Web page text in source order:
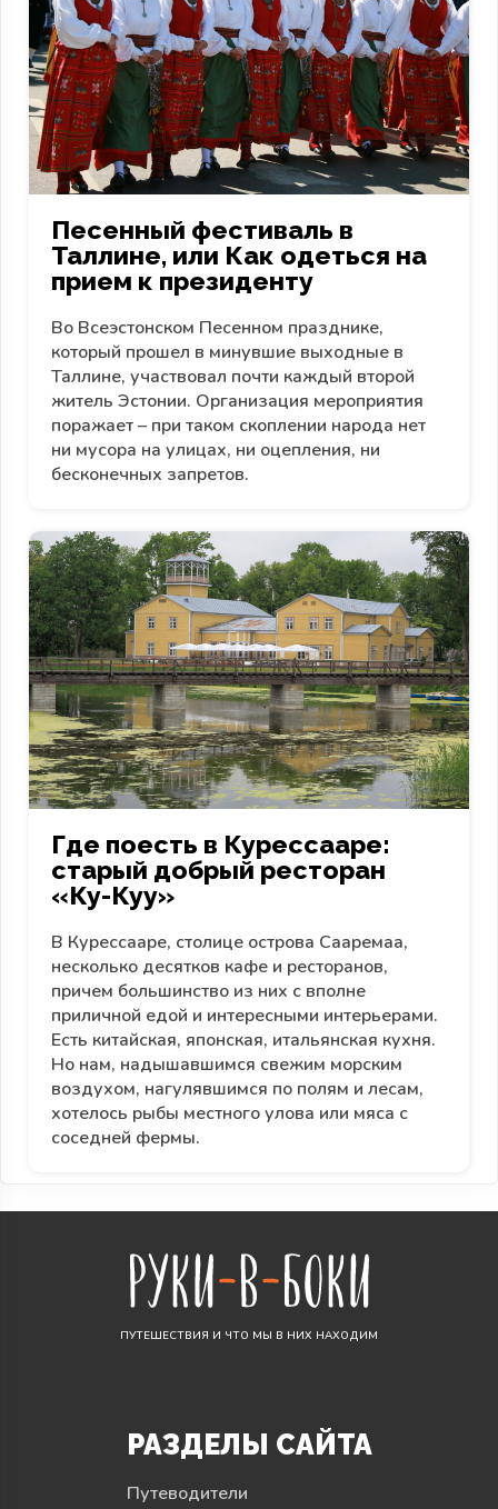
Песенный фестиваль в
Таллине, или Как одеться на
прием к президенту
Во Всеэстонском Песенном празднике,
который прошел в минувшие выходные в
Таллине, участвовал почти каждый второй
житель Эстонии. Организация мероприятия
поражает – при таком скоплении народа нет
ни мусора на улицах, ни оцепления, ни
бесконечных запретов.
Где поесть в Курессааре:
старый добрый ресторан
«Ку-Куу»
В Курессааре, столице острова Сааремаа,
несколько десятков кафе и ресторанов,
причем большинство из них с вполне
приличной едой и интересными интерьерами.
Есть китайская, японская, итальянская кухня.
Но нам, надышавшимся свежим морским
воздухом, нагулявшимся по полям и лесам,
хотелось рыбы местного улова или мяса с
соседней фермы.
ПУТЕШЕСТВИЯ И ЧТО МЫ В НИХ НАХОДИМ
РАЗДЕЛЫ САЙТА
Путеводители